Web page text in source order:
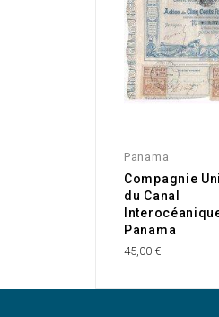
Panama
Compagnie
du Canal
Panama
45,00 €